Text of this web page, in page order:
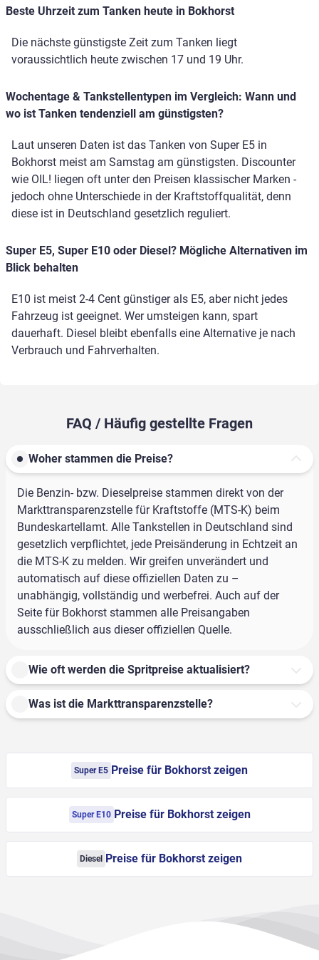
Beste Uhrzeit zum Tanken heute in Bokhorst
Die nächste günstigste Zeit zum Tanken liegt
voraussichtlich heute zwischen 17 und 19 Uhr.
Wochentage & Tankstellentypen im Vergleich: Wann und
wo ist Tanken tendenziell am günstigsten?
Laut unseren Daten ist das Tanken von Super E5 in
Bokhorst meist am Samstag am günstigsten. Discounter
wie OIL! liegen oft unter den Preisen klassischer Marken -
jedoch ohne Unterschiede in der Kraftstoffqualität, denn
diese ist in Deutschland gesetzlich reguliert.
Super E5, Super E10 oder Diesel? Mögliche Alternativen im
Blick behalten
E10 ist meist 2-4 Cent günstiger als E5, aber nicht jedes
Fahrzeug ist geeignet. Wer umsteigen kann, spart
dauerhaft. Diesel bleibt ebenfalls eine Alternative je nach
Verbrauch und Fahrverhalten.
FAQ / Häufig gestellte Fragen
Woher stammen die Preise?
Die Benzin- bzw. Dieselpreise stammen direkt von der
Markttransparenzstelle für Kraftstoffe (MTS-K) beim
Bundeskartellamt. Alle Tankstellen in Deutschland sind
gesetzlich verpflichtet, jede Preisänderung in Echtzeit an
die MTS-K zu melden. Wir greifen unverändert und
automatisch auf diese offiziellen Daten zu –
unabhängig, vollständig und werbefrei. Auch auf der
Seite für Bokhorst stammen alle Preisangaben
ausschließlich aus dieser offiziellen Quelle.
Wie oft werden die Spritpreise aktualisiert?
Was ist die Markttransparenzstelle?
Super E5 Preise für Bokhorst zeigen
Super E10 Preise für Bokhorst zeigen
Diesel Preise für Bokhorst zeigen